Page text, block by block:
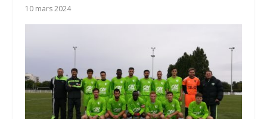
10 mars 2024